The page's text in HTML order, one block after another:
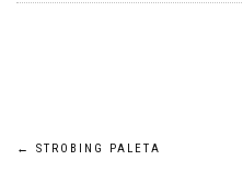
Navigacija
← STROBING PALETA